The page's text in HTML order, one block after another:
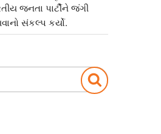
જનતા પાર્ટીને જંગી
સંકલ્પ કર્યો.
Search